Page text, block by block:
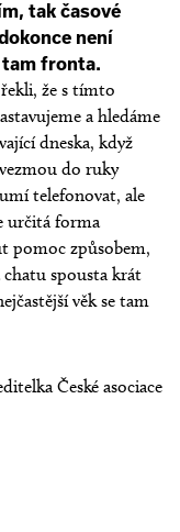
tak časové
není
tam fronta.
že s tímto
a hledáme
dneska, když
do ruky
telefonovat, ale
určitá forma
pomoc způsobem,
spousta krát
věk se tam
České asociace